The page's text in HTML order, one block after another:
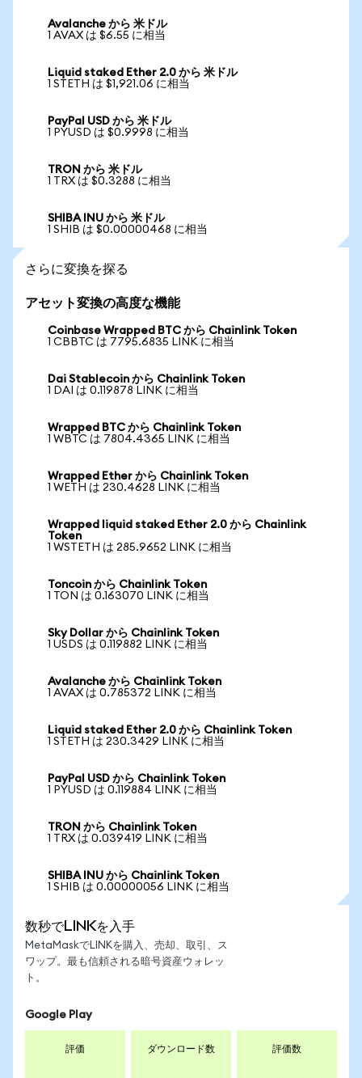
Avalanche から 米ドル
1 AVAX は $6.55 に相当
Liquid staked Ether 2.0 から 米ドル
1 STETH は $1,921.06 に相当
PayPal USD から 米ドル
1 PYUSD は $0.9998 に相当
TRON から 米ドル
1 TRX は $0.3288 に相当
SHIBA INU から 米ドル
1 SHIB は $0.00000468 に相当
さらに変換を探る
アセット変換の高度な機能
Coinbase Wrapped BTC から Chainlink Token
1 CBBTC は 7795.6835 LINK に相当
Dai Stablecoin から Chainlink Token
1 DAI は 0.119878 LINK に相当
Wrapped BTC から Chainlink Token
1 WBTC は 7804.4365 LINK に相当
Wrapped Ether から Chainlink Token
1 WETH は 230.4628 LINK に相当
Wrapped liquid staked Ether 2.0 から Chainlink
Token
1 WSTETH は 285.9652 LINK に相当
Toncoin から Chainlink Token
1 TON は 0.163070 LINK に相当
Sky Dollar から Chainlink Token
1 USDS は 0.119882 LINK に相当
Avalanche から Chainlink Token
1 AVAX は 0.785372 LINK に相当
Liquid staked Ether 2.0 から Chainlink Token
1 STETH は 230.3429 LINK に相当
PayPal USD から Chainlink Token
1 PYUSD は 0.119884 LINK に相当
TRON から Chainlink Token
1 TRX は 0.039419 LINK に相当
SHIBA INU から Chainlink Token
1 SHIB は 0.00000056 LINK に相当
数秒でLINKを入手
MetaMaskでLINKを購入、売却、取引、ス
ワップ。最も信頼される暗号資産ウォレッ
ト。
Google Play
評価 ダウンロード数 評価数